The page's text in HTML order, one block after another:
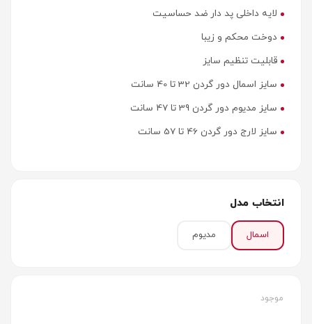
لایه داخلی پد دار ضد حساسیت
دوخت محکم و زیبا
قابلیت تنظیم سایز
سایز اسمال دور گردن 32 تا 40 سانت
سایز مدیوم دور گردن 39 تا 47 سانت
سایز لارج دور گردن 46 تا 57 سانت
انتخاب مدل
اسمال مدیوم
موجود